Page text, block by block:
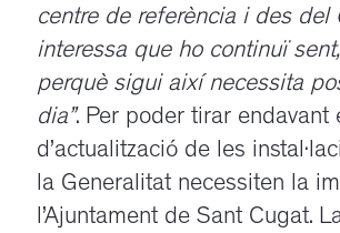
centre de referència i des del
interessa que ho continuï
perquè sigui així necessita
dia”. Per poder tirar endavant
d’actualització de les
la Generalitat necessiten la
l’Ajuntament de Sant Cugat.